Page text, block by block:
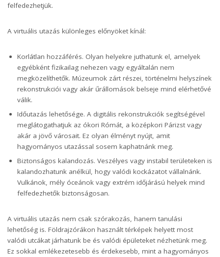
felfedezhetjük.
A virtuális utazás különleges előnyöket kínál:
Korlátlan hozzáférés. Olyan helyekre juthatunk el, amelyek
egyébként fizikailag nehezen vagy egyáltalán nem
megközelíthetők. Múzeumok zárt részei, történelmi helyszínek
rekonstrukciói vagy akár űrállomások belseje mind elérhetővé
válik.
Időutazás lehetősége. A digitális rekonstrukciók segítségével
meglátogathatjuk az ókori Rómát, a középkori Párizst vagy
akár a jövő városait. Ez olyan élményt nyújt, amit
hagyományos utazással sosem kaphatnánk meg.
Biztonságos kalandozás. Veszélyes vagy instabil területeken is
kalandozhatunk anélkül, hogy valódi kockázatot vállalnánk.
Vulkánok, mély óceánok vagy extrém időjárású helyek mind
felfedezhetők biztonságosan.
A virtuális utazás nem csak szórakozás, hanem tanulási
lehetőség is. Földrajzórákon használt térképek helyett most
valódi utcákat járhatunk be és valódi épületeket nézhetünk meg.
Ez sokkal emlékezetesebb és érdekesebb, mint a hagyományos